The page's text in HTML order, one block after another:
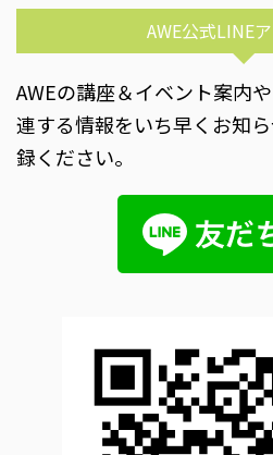
AWE公式LINE
AWEの講座＆イベント案内
連する情報をいち早くお知
録ください。